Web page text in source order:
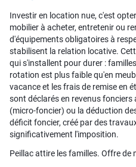
Investir en location nue, c'est
mobilier à acheter, entretenir ou
d'équipements obligatoires à
stabilisent la relation locative.
qui s'installent pour durer :
rotation est plus faible qu'en
vacance et les frais de remise en
sont déclarés en revenus fonciers
(micro-foncier) ou la déduction
déficit foncier, créé par des
significativement l'imposition.
Peillac attire les familles. Offre de